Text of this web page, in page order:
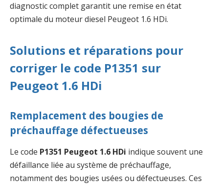
diagnostic complet garantit une remise en état
optimale du moteur diesel Peugeot 1.6 HDi.
Solutions et réparations pour
corriger le code P1351 sur
Peugeot 1.6 HDi
Remplacement des bougies de
préchauffage défectueuses
Le code P1351 Peugeot 1.6 HDi indique souvent une
défaillance liée au système de préchauffage,
notamment des bougies usées ou défectueuses. Ces